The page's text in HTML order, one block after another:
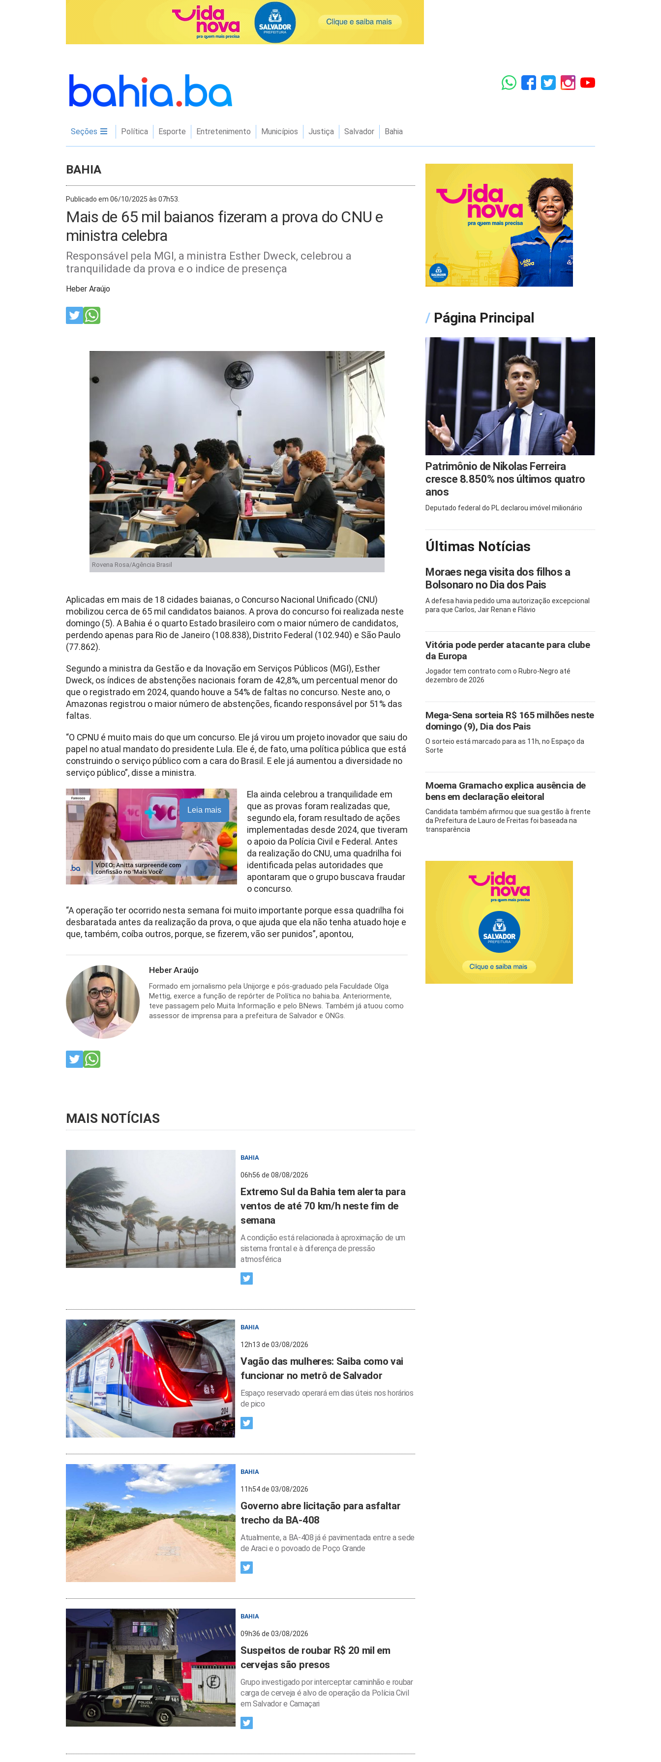
Seções Política Esporte Entretenimento Municípios Justiça Salvador Bahia
BAHIA
Publicado em 06/10/2025 às 07h53.
Mais de 65 mil baianos fizeram a prova do CNU e
ministra celebra
Responsável pela MGI, a ministra Esther Dweck, celebrou a
tranquilidade da prova e o indice de presença
Heber Araújo
Rovena Rosa/Agência Brasil
Aplicadas em mais de 18 cidades baianas, o Concurso Nacional Unificado (CNU)
mobilizou cerca de 65 mil candidatos baianos. A prova do concurso foi realizada neste
domingo (5). A Bahia é o quarto Estado brasileiro com o maior número de candidatos,
perdendo apenas para Rio de Janeiro (108.838), Distrito Federal (102.940) e São Paulo
(77.862).
Segundo a ministra da Gestão e da Inovação em Serviços Públicos (MGI), Esther
Dweck, os índices de abstenções nacionais foram de 42,8%, um percentual menor do
que o registrado em 2024, quando houve a 54% de faltas no concurso. Neste ano, o
Amazonas registrou o maior número de abstenções, ficando responsável por 51% das
faltas.
“O CPNU é muito mais do que um concurso. Ele já virou um projeto inovador que saiu do
papel no atual mandato do presidente Lula. Ele é, de fato, uma política pública que está
construindo o serviço público com a cara do Brasil. E ele já aumentou a diversidade no
serviço público”, disse a ministra.
Leia mais
Ela ainda celebrou a tranquilidade em
que as provas foram realizadas que,
segundo ela, foram resultado de ações
implementadas desde 2024, que tiveram
o apoio da Polícia Civil e Federal. Antes
da realização do CNU, uma quadrilha foi
identificada pelas autoridades que
apontaram que o grupo buscava fraudar
o concurso.
“A operação ter ocorrido nesta semana foi muito importante porque essa quadrilha foi
desbaratada antes da realização da prova, o que ajuda que ela não tenha atuado hoje e
que, também, coíba outros, porque, se fizerem, vão ser punidos”, apontou,
Heber Araújo
Formado em jornalismo pela Unijorge e pós-graduado pela Faculdade Olga
Mettig, exerce a função de repórter de Política no bahia.ba. Anteriormente,
teve passagem pelo Muita Informação e pelo BNews. Também já atuou como
assessor de imprensa para a prefeitura de Salvador e ONGs.
MAIS NOTÍCIAS
BAHIA
06h56 de 08/08/2026
Extremo Sul da Bahia tem alerta para
ventos de até 70 km/h neste fim de
semana
A condição está relacionada à aproximação de um
sistema frontal e à diferença de pressão
atmosférica
BAHIA
12h13 de 03/08/2026
Vagão das mulheres: Saiba como vai
funcionar no metrô de Salvador
Espaço reservado operará em dias úteis nos horários
de pico
BAHIA
11h54 de 03/08/2026
Governo abre licitação para asfaltar
trecho da BA-408
Atualmente, a BA-408 já é pavimentada entre a sede
de Araci e o povoado de Poço Grande
BAHIA
09h36 de 03/08/2026
Suspeitos de roubar R$ 20 mil em
cervejas são presos
Grupo investigado por interceptar caminhão e roubar
carga de cerveja é alvo de operação da Polícia Civil
em Salvador e Camaçari
/ Página Principal
Patrimônio de Nikolas Ferreira
cresce 8.850% nos últimos quatro
anos
Deputado federal do PL declarou imóvel milionário
Últimas Notícias
Moraes nega visita dos filhos a
Bolsonaro no Dia dos Pais
A defesa havia pedido uma autorização excepcional
para que Carlos, Jair Renan e Flávio
Vitória pode perder atacante para clube
da Europa
Jogador tem contrato com o Rubro-Negro até
dezembro de 2026
Mega-Sena sorteia R$ 165 milhões neste
domingo (9), Dia dos Pais
O sorteio está marcado para as 11h, no Espaço da
Sorte
Moema Gramacho explica ausência de
bens em declaração eleitoral
Candidata também afirmou que sua gestão à frente
da Prefeitura de Lauro de Freitas foi baseada na
transparência